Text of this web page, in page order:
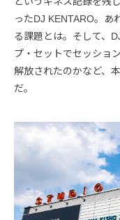
ったDJ KENTARO。あ
る課題とは。そして、
プ・セットでセッショ
解放されたのかなど、
だ。